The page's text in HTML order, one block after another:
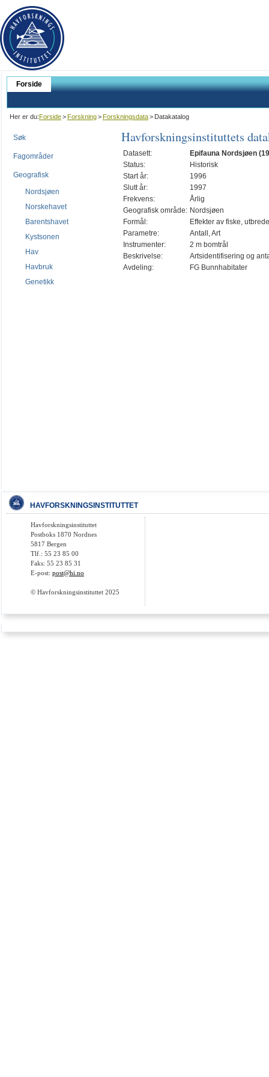
Forside
Her er du:Forside>Forskning>Forskningsdata> Datakatalog
Søk
Fagområder
Geografisk
Nordsjøen
Norskehavet
Barentshavet
Kystsonen
Hav
Havbruk
Genetikk
Havforskningsinstituttets
Datasett:
Epifauna Nordsjøen
Status:
Historisk
Start år:
1996
Slutt år:
1997
Frekvens:
Årlig
Geografisk område: Nordsjøen
Formål:
Effekter av fiske,
Parametre:
Antall, Art
Instrumenter:
2 m bomtrål
Beskrivelse:
Artsidentifisering og
Avdeling:
FG Bunnhabitater
HAVFORSKNINGSINSTITUTTET
Havforskningsinstituttet
Postboks 1870 Nordnes
5817 Bergen
Tlf.: 55 23 85 00
Faks: 55 23 85 31
E-post: post@hi.no
© Havforskningsinstituttet 2025